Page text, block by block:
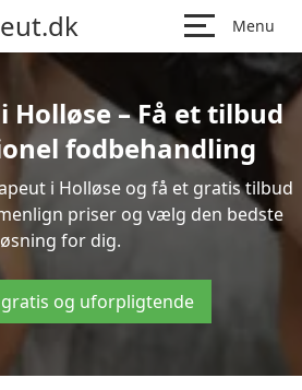
Menu
Holløse – Få et tilbud
fodbehandling
i Holløse og få et gratis tilbud
priser og vælg den bedste
for dig.
gratis og uforpligtende